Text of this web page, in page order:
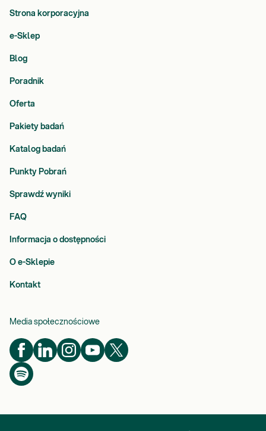
Strona korporacyjna
e-Sklep
Blog
Poradnik
Oferta
Pakiety badań
Katalog badań
Punkty Pobrań
Sprawdź wyniki
FAQ
Informacja o dostępności
O e-Sklepie
Kontakt
Media społecznościowe